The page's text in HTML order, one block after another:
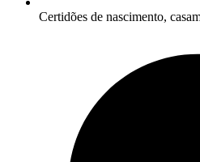
Certidões de nascimento,